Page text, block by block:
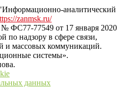
аналитический
zanmsk.ru/
ФС77-77549 от 17 января 2020
по надзору в сфере связи,
и массовых коммуникаций.
системы».
данных